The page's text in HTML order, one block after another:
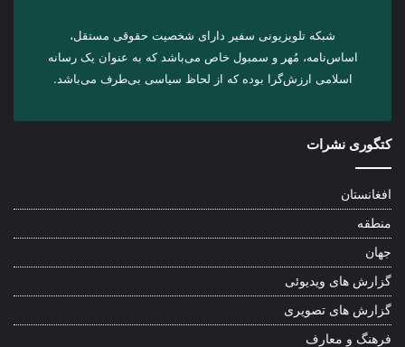
شبکه تلویزیونی سفیر دارای شخصیت حقوقی مستقل،
اساس‌نامه، مُهر و سمبول خاص می‌باشد که به عنوان یک رسانه
اسلامی ارزش‌گرا بوده که از لحاظ سیاسی بی‌طرف می‌باشد.
کتگوری نشرات
افغانستان
منطقه
جهان
گزارش های ویدیوئی
گزارش های تصویری
فرهنگ و معارف